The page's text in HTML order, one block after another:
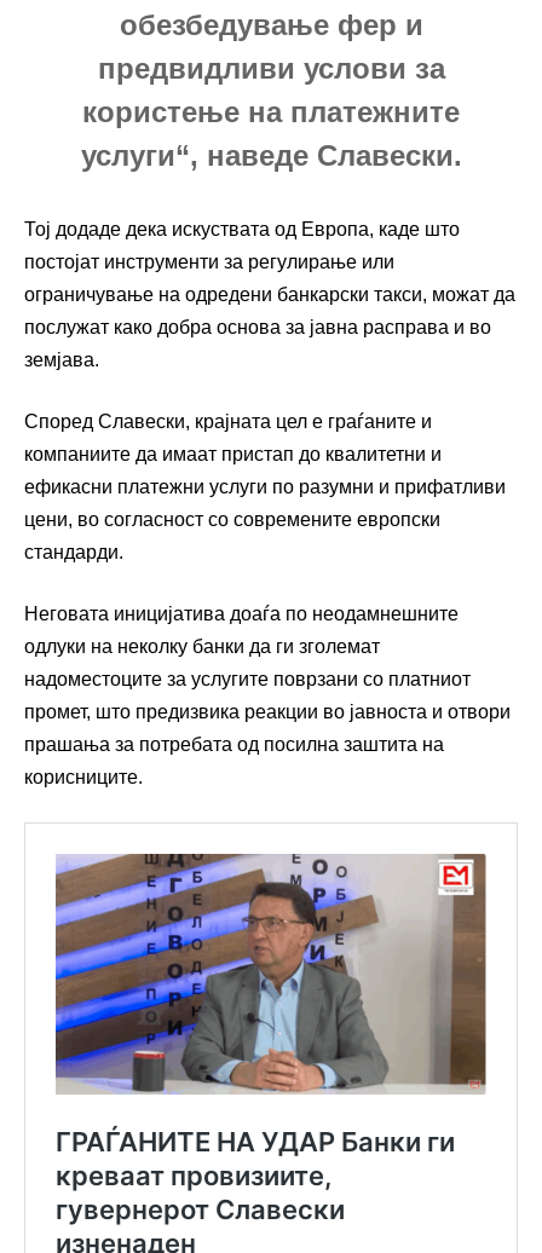
обезбедување фер и
предвидливи услови за
користење на платежните
услуги“, наведе Славески.
Тој додаде дека искуствата од Европа, каде што
постојат инструменти за регулирање или
ограничување на одредени банкарски такси, можат да
послужат како добра основа за јавна расправа и во
земјава.
Според Славески, крајната цел е граѓаните и
компаниите да имаат пристап до квалитетни и
ефикасни платежни услуги по разумни и прифатливи
цени, во согласност со современите европски
стандарди.
Неговата иницијатива доаѓа по неодамнешните
одлуки на неколку банки да ги зголемат
надоместоците за услугите поврзани со платниот
промет, што предизвика реакции во јавноста и отвори
прашања за потребата од посилна заштита на
корисниците.